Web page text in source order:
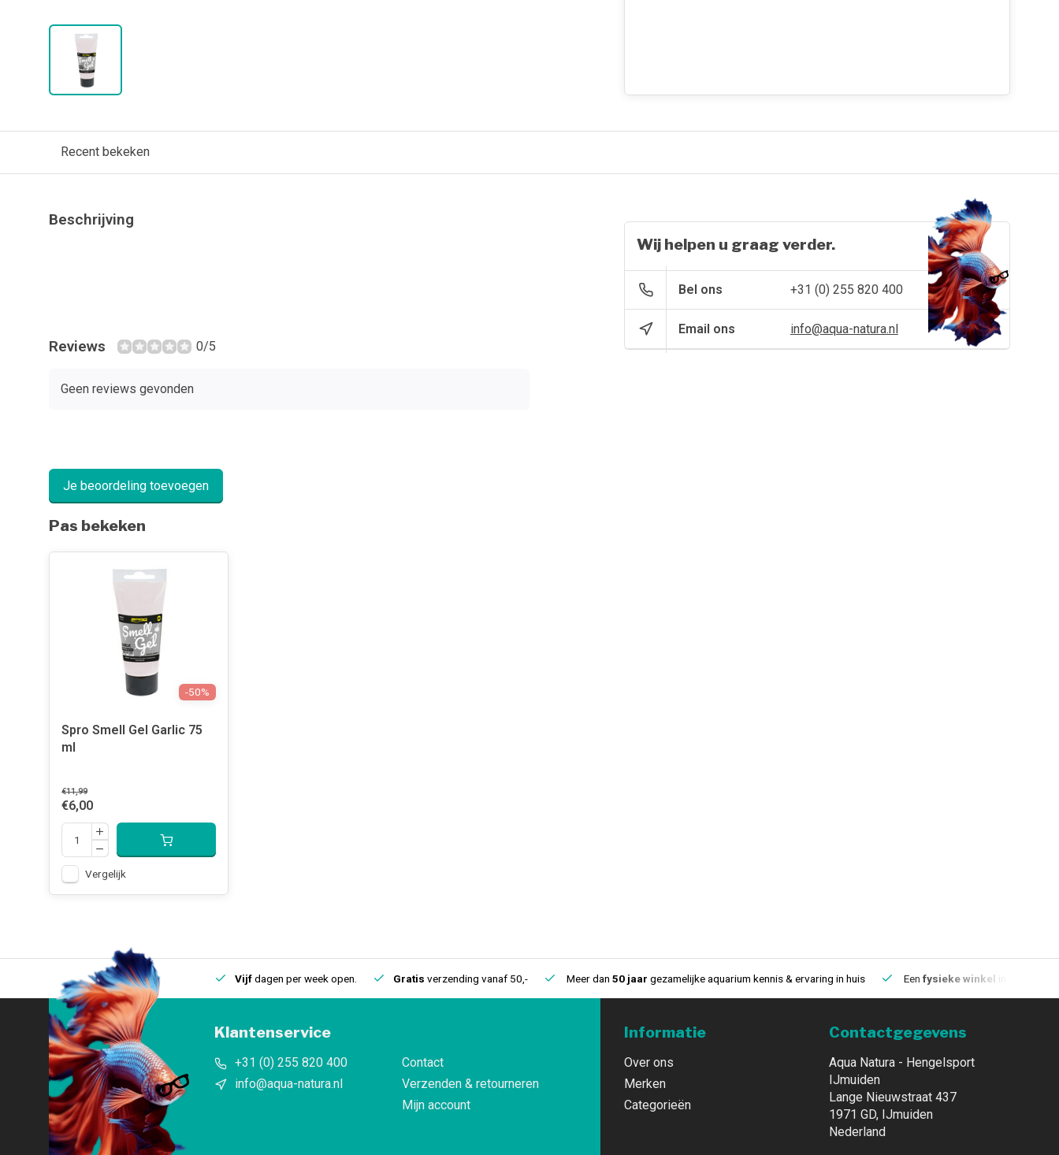
Recent bekeken
Beschrijving
Reviews 0/5
Geen reviews gevonden
Je beoordeling toevoegen
Wij helpen u graag verder.
Bel ons +31 (0) 255 820 400
Email ons info@aqua-natura.nl
Pas bekeken
-50%
Spro Smell Gel Garlic 75
ml
€11,99
€6,00
Vergelijk
Eenfysieke winkelin IJmuiden Vijfdagen per week open. Gratis verzending vanaf 50,- Meer dan 50 jaar gezamelijke aquarium kennis & ervaring in huis Een fysieke winkel
Klantenservice
+31 (0) 255 820 400
info@aqua-natura.nl
Contact
Verzenden & retourneren
Mijn account
Informatie
Over ons
Merken
Categorieën
Contactgegevens
Aqua Natura - Hengelsport
IJmuiden
Lange Nieuwstraat 437
1971 GD, IJmuiden
Nederland